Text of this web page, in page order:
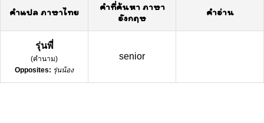
คำแปล ภาษาไทย
คำที่ค้นหา ภาษา
อังกฤษ
คำอ่าน
รุ่นพี่
(คำนาม)
Opposites: รุ่นน้อง
senior